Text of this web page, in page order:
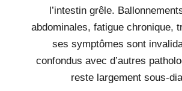
l’intestin grêle.
abdominales, fatigue chronique,
ses symptômes sont
confondus avec d’autres
reste largement sous-